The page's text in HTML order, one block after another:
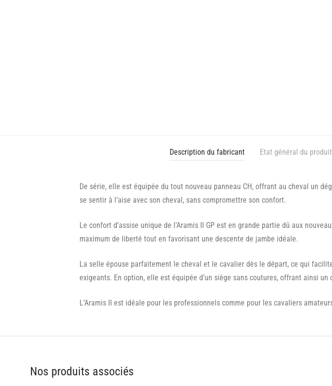
Description du fabricant Etat général du produit
De série, elle est équipée du tout nouveau panneau CH, offrant au cheval un
se sentir à l’aise avec son cheval, sans compromettre son confort.
Le confort d’assise unique de l’Aramis II GP est en grande partie dû aux
maximum de liberté tout en favorisant une descente de jambe idéale.
La selle épouse parfaitement le cheval et le cavalier dès le départ, ce qui
exigeants. En option, elle est équipée d’un siège sans coutures, offrant ainsi
L’Aramis II est idéale pour les professionnels comme pour les cavaliers
Nos produits associés